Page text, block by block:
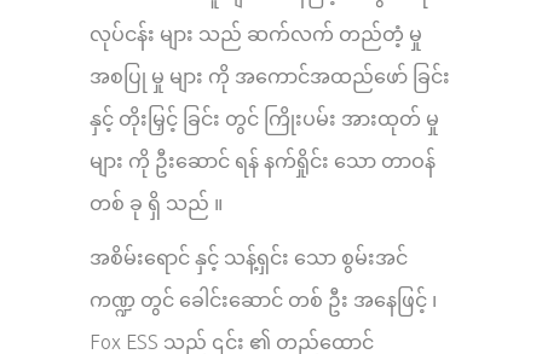
လုပ်ငန်း များ သည် ဆက်လက် တည်တံ့ မှု
အစပြု မှု များ ကို အကောင်အထည်ဖော် ခြင်း
နှင့် တိုးမြှင့် ခြင်း တွင် ကြိုးပမ်း အားထုတ် မှု
များ ကို ဦးဆောင် ရန် နက်ရှိုင်း သော တာဝန်
တစ် ခု ရှိ သည် ။
အစိမ်းရောင် နှင့် သန့်ရှင်း သော စွမ်းအင်
ကဏ္ဍ တွင် ခေါင်းဆောင် တစ် ဦး အနေဖြင့် ၊
Fox ESS သည် ၎င်း ၏ တည်ထောင်